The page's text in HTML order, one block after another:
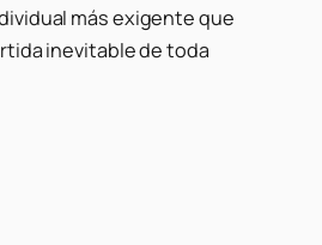
más exigente que
inevitable de toda